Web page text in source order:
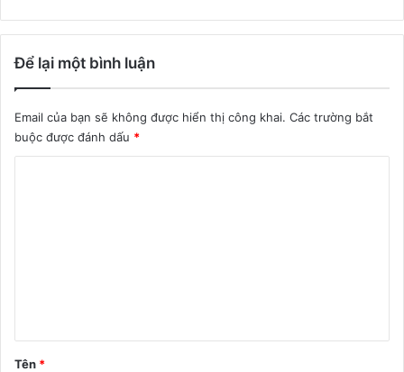
Để lại một bình luận
Email của bạn sẽ không được hiển thị công khai. Các trường bắt
buộc được đánh dấu *
n
Tên *